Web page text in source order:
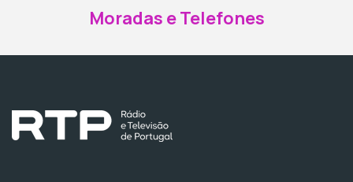
Moradas e Telefones